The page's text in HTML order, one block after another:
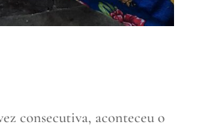
consecutiva, aconteceu o